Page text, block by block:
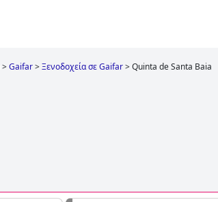
>Gaifar>Ξενοδοχεία σε Gaifar>Quinta de Santa Baia